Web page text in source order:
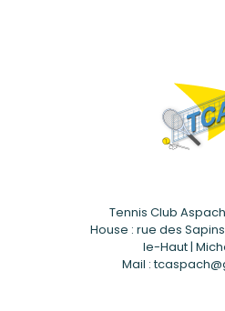
Tennis Club
House : rue des
le-Haut |
Mail :